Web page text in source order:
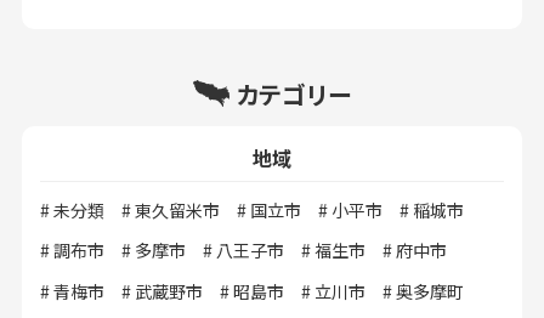
カテゴリー
地域
未分類 東久留米市 国立市 小平市
稲城市
調布市
多摩市 八王子市 福生市
府中市
青梅市
武蔵野市 昭島市 立川市
奥多摩町